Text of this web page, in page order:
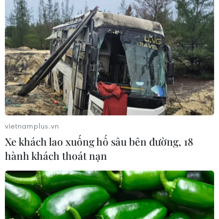
CƠ QUAN CHỦ QUẢN: THÔNG TẤN XÃ VIỆT NAM
Tổng Biên tập: TRẦN TIẾN DUẨN
Phó Tổng Biên tập: NGUYỄN THỊ TÁM, KHÚC THANH
THỦY
Sở hữu trí tuệ
Quy định sử dụng
RSS
Hỗ trợ
Ngôn ngữ
Dịch vụ tin
Quảng cáo
Giấy phép số: 1374/GP-BTTTT do Bộ Thông tin và Truyền thông
vietnamplus.vn
Xe khách lao xuống hố sâu bên đường, 18
hành khách thoát nạn